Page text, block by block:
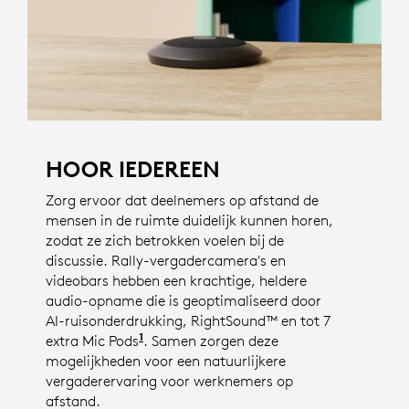
HOOR IEDEREEN
Zorg ervoor dat deelnemers op afstand de
mensen in de ruimte duidelijk kunnen horen,
zodat ze zich betrokken voelen bij de
discussie. Rally-vergadercamera's en
videobars hebben een krachtige, heldere
audio-opname die is geoptimaliseerd door
AI-ruisonderdrukking, RightSound™ en tot 7
extra Mic Pods1 . Het aantal beschikbare mic pods is
. Samen zorgen deze
mogelijkheden voor een natuurlijkere
vergaderervaring voor werknemers op
afstand.